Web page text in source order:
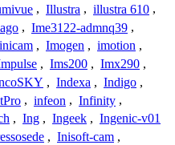
, Illustra , illustra 610 ,
, Ime3122-admnq39 ,
, Imogen , imotion ,
, Ims200 , Imx290 ,
, Indexa , Indigo ,
, infeon , Infinity ,
, Ing , Ingeek , Ingenic-v01
, Inisoft-cam ,